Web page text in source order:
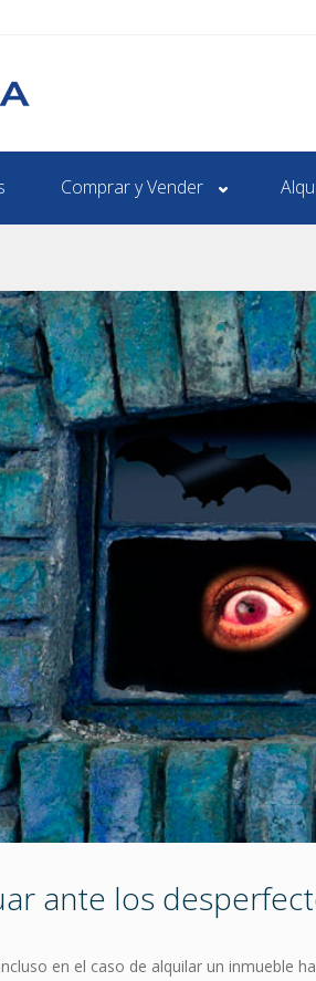
Comprar y Vender
ante los
en el caso de alquilar un inmueble